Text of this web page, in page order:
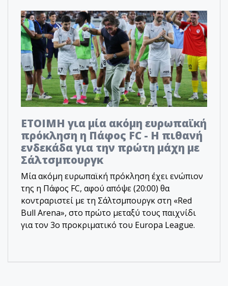
ΕΤΟΙΜΗ για μία ακόμη ευρωπαϊκή
πρόκληση η Πάφος FC - Η πιθανή
ενδεκάδα για την πρώτη μάχη με
Σάλτσμπουργκ
Μία ακόμη ευρωπαϊκή πρόκληση έχει ενώπιον
της η Πάφος FC, αφού απόψε (20:00) θα
κοντραριστεί με τη Σάλτσμπουργκ στη «Red
Bull Arena», στο πρώτο μεταξύ τους παιχνίδι
για τον 3ο προκριματικό του Europa League.